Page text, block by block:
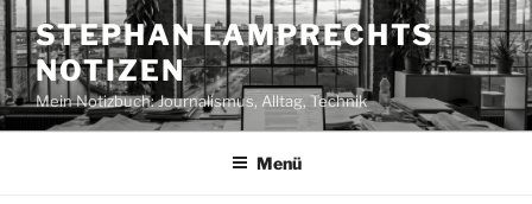
Zum
Inhalt
springen
STEPHAN LAMPRECHTS
NOTIZEN
Mein Notizbuch: Journalismus, Alltag, Technik
Menü